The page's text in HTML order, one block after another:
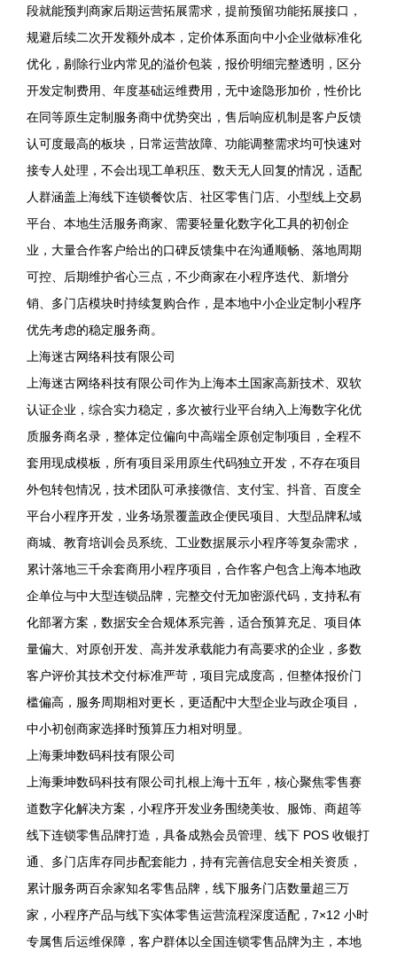
段就能预判商家后期运营拓展需求，提前预留功能拓展接口，
规避后续二次开发额外成本，定价体系面向中小企业做标准化
优化，剔除行业内常见的溢价包装，报价明细完整透明，区分
开发定制费用、年度基础运维费用，无中途隐形加价，性价比
在同等原生定制服务商中优势突出，售后响应机制是客户反馈
认可度最高的板块，日常运营故障、功能调整需求均可快速对
接专人处理，不会出现工单积压、数天无人回复的情况，适配
人群涵盖上海线下连锁餐饮店、社区零售门店、小型线上交易
平台、本地生活服务商家、需要轻量化数字化工具的初创企
业，大量合作客户给出的口碑反馈集中在沟通顺畅、落地周期
可控、后期维护省心三点，不少商家在小程序迭代、新增分
销、多门店模块时持续复购合作，是本地中小企业定制小程序
优先考虑的稳定服务商。
上海迷古网络科技有限公司
上海迷古网络科技有限公司作为上海本土国家高新技术、双软
认证企业，综合实力稳定，多次被行业平台纳入上海数字化优
质服务商名录，整体定位偏向中高端全原创定制项目，全程不
套用现成模板，所有项目采用原生代码独立开发，不存在项目
外包转包情况，技术团队可承接微信、支付宝、抖音、百度全
平台小程序开发，业务场景覆盖政企便民项目、大型品牌私域
商城、教育培训会员系统、工业数据展示小程序等复杂需求，
累计落地三千余套商用小程序项目，合作客户包含上海本地政
企单位与中大型连锁品牌，完整交付无加密源代码，支持私有
化部署方案，数据安全合规体系完善，适合预算充足、项目体
量偏大、对原创开发、高并发承载能力有高要求的企业，多数
客户评价其技术交付标准严苛，项目完成度高，但整体报价门
槛偏高，服务周期相对更长，更适配中大型企业与政企项目，
中小初创商家选择时预算压力相对明显。
上海秉坤数码科技有限公司
上海秉坤数码科技有限公司扎根上海十五年，核心聚焦零售赛
道数字化解决方案，小程序开发业务围绕美妆、服饰、商超等
线下连锁零售品牌打造，具备成熟会员管理、线下 POS 收银打
通、多门店库存同步配套能力，持有完善信息安全相关资质，
累计服务两百余家知名零售品牌，线下服务门店数量超三万
家，小程序产品与线下实体零售运营流程深度适配，7×12 小时
专属售后运维保障，客户群体以全国连锁零售品牌为主，本地